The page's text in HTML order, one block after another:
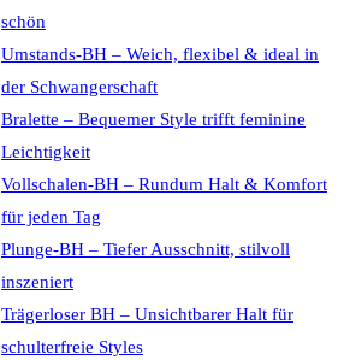
schön
Umstands-BH – Weich, flexibel & ideal in
der Schwangerschaft
Bralette – Bequemer Style trifft feminine
Leichtigkeit
Vollschalen-BH – Rundum Halt & Komfort
für jeden Tag
Plunge-BH – Tiefer Ausschnitt, stilvoll
inszeniert
Trägerloser BH – Unsichtbarer Halt für
schulterfreie Styles